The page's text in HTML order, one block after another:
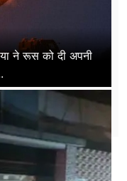
ने रूस को दी अपनी